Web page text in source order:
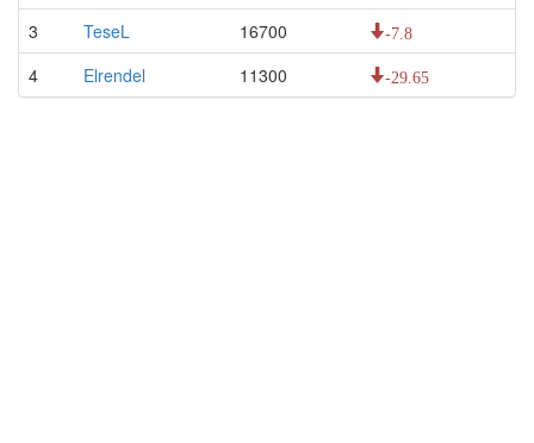
3 TeseL 16700 -7.8
4 Elrendel 11300 -29.65